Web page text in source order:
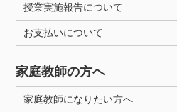
授業実施報告について
お支払いについて
家庭教師の方へ
家庭教師になりたい方へ